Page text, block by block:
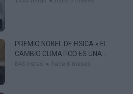
PREMIO NOBEL DE FISICA » EL
CAMBIO CLIMATICO ES UNA
ESTAFA»
843 vistas hace 8 meses